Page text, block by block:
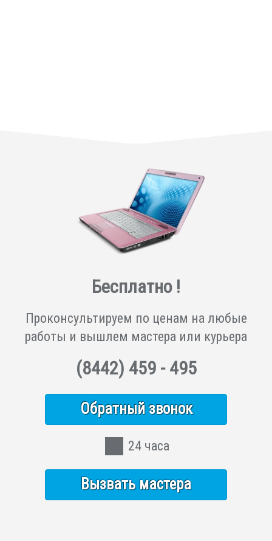
Бесплатно !
Проконсультируем по ценам на любые
работы и вышлем мастера или курьера
(8442) 459 - 495
Обратный звонок
24 часа
Вызвать мастера